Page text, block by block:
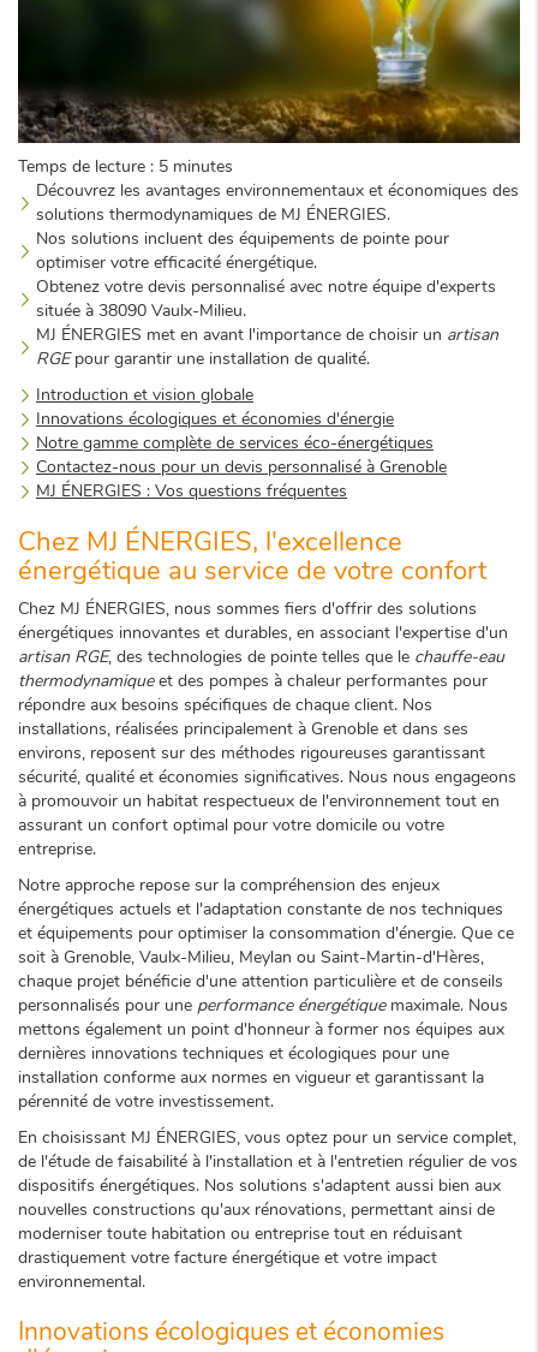
Temps de lecture : 5 minutes
Découvrez les avantages environnementaux et économiques des
solutions thermodynamiques de MJ ÉNERGIES.
Nos solutions incluent des équipements de pointe pour
optimiser votre efficacité énergétique.
Obtenez votre devis personnalisé avec notre équipe d'experts
située à 38090 Vaulx-Milieu.
MJ ÉNERGIES met en avant l'importance de choisir un artisan
RGEpour garantir une installation de qualité.
Introduction et vision globale
Innovations écologiques et économies d'énergie
Notre gamme complète de services éco-énergétiques
Contactez-nous pour un devis personnalisé à Grenoble
MJ ÉNERGIES : Vos questions fréquentes
Chez MJ ÉNERGIES, l'excellence
énergétique au service de votre confort
Chez MJ ÉNERGIES, nous sommes fiers d'offrir des solutions
énergétiques innovantes et durables, en associant l'expertise d'un
artisan RGE, des technologies de pointe telles que le chauffe-eau
thermodynamiqueet des pompes à chaleur performantes pour
répondre aux besoins spécifiques de chaque client. Nos
installations, réalisées principalement à Grenoble et dans ses
environs, reposent sur des méthodes rigoureuses garantissant
sécurité, qualité et économies significatives. Nous nous engageons
à promouvoir un habitat respectueux de l'environnement tout en
assurant un confort optimal pour votre domicile ou votre
entreprise.
Notre approche repose sur la compréhension des enjeux
énergétiques actuels et l'adaptation constante de nos techniques
et équipements pour optimiser la consommation d'énergie. Que ce
soit à Grenoble, Vaulx-Milieu, Meylan ou Saint-Martin-d'Hères,
chaque projet bénéficie d'une attention particulière et de conseils
personnalisés pour une performance énergétiquemaximale. Nous
mettons également un point d'honneur à former nos équipes aux
dernières innovations techniques et écologiques pour une
installation conforme aux normes en vigueur et garantissant la
pérennité de votre investissement.
En choisissant MJ ÉNERGIES, vous optez pour un service complet,
de l'étude de faisabilité à l'installation et à l'entretien régulier de vos
dispositifs énergétiques. Nos solutions s'adaptent aussi bien aux
nouvelles constructions qu'aux rénovations, permettant ainsi de
moderniser toute habitation ou entreprise tout en réduisant
drastiquement votre facture énergétique et votre impact
environnemental.
Innovations écologiques et économies